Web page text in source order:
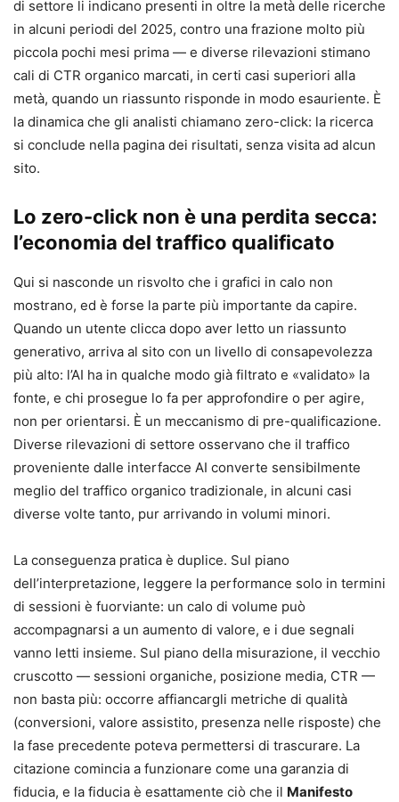
di settore li indicano presenti in oltre la metà delle ricerche
in alcuni periodi del 2025, contro una frazione molto più
piccola pochi mesi prima — e diverse rilevazioni stimano
cali di CTR organico marcati, in certi casi superiori alla
metà, quando un riassunto risponde in modo esauriente. È
la dinamica che gli analisti chiamano zero-click: la ricerca
si conclude nella pagina dei risultati, senza visita ad alcun
sito.
Lo zero-click non è una perdita secca:
l’economia del traffico qualificato
Qui si nasconde un risvolto che i grafici in calo non
mostrano, ed è forse la parte più importante da capire.
Quando un utente clicca dopo aver letto un riassunto
generativo, arriva al sito con un livello di consapevolezza
più alto: l’AI ha in qualche modo già filtrato e «validato» la
fonte, e chi prosegue lo fa per approfondire o per agire,
non per orientarsi. È un meccanismo di pre-qualificazione.
Diverse rilevazioni di settore osservano che il traffico
proveniente dalle interfacce AI converte sensibilmente
meglio del traffico organico tradizionale, in alcuni casi
diverse volte tanto, pur arrivando in volumi minori.
La conseguenza pratica è duplice. Sul piano
dell’interpretazione, leggere la performance solo in termini
di sessioni è fuorviante: un calo di volume può
accompagnarsi a un aumento di valore, e i due segnali
vanno letti insieme. Sul piano della misurazione, il vecchio
cruscotto — sessioni organiche, posizione media, CTR —
non basta più: occorre affiancargli metriche di qualità
(conversioni, valore assistito, presenza nelle risposte) che
la fase precedente poteva permettersi di trascurare. La
citazione comincia a funzionare come una garanzia di
fiducia, e la fiducia è esattamente ciò che il Manifesto